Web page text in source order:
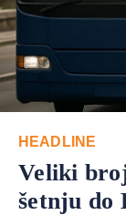
HEADLINE
Veliki
šetnju do